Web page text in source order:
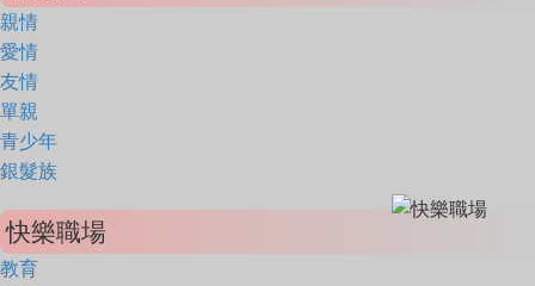
親情
愛情
友情
單親
青少年
銀髮族
快樂職場
教育